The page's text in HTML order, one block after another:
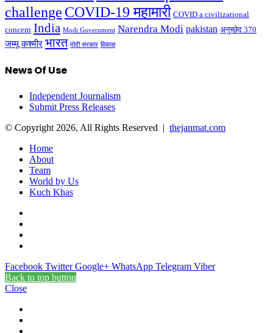
challenge COVID-19 महामारी COVID a civilizational
concern India Modi Government Narendra Modi pakistan अनुच्छेद 370
जम्मू कश्मीर भारत मोदी सरकार विकास
News Of Use
Independent Journalism
Submit Press Releases
© Copyright 2026, All Rights Reserved | thejanmat.com
Home
About
Team
World by Us
Kuch Khas
Facebook Twitter Google+ WhatsApp Telegram Viber
Back to top button
Close